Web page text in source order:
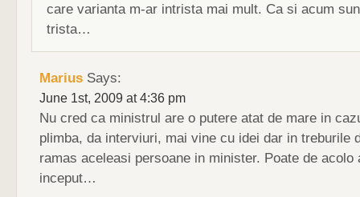
care varianta m-ar intrista mai mult. Ca si acum
trista…
Marius Says:
June 1st, 2009 at 4:36 pm
Nu cred ca ministrul are o putere atat de mare in
plimba, da interviuri, mai vine cu idei dar in treburile
ramas aceleasi persoane in minister. Poate de acolo
inceput…